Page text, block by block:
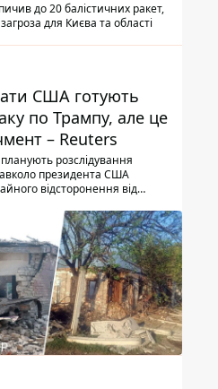
до 20 балістичних ракет,
для Києва та області
США готують
по Трампу, але це
– Reuters
розслідування
президента США
відсторонення від